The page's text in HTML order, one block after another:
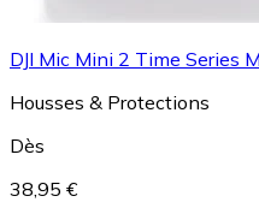
DJI Mic Mini 2 Time Series
Housses & Protections
Dès
38,95 €